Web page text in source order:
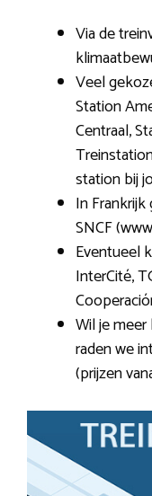
Via de
Veel
Station
Centraal,
station bij
In
SNCF
Eventueel
InterCité,
Wil je
raden we
(prijzen